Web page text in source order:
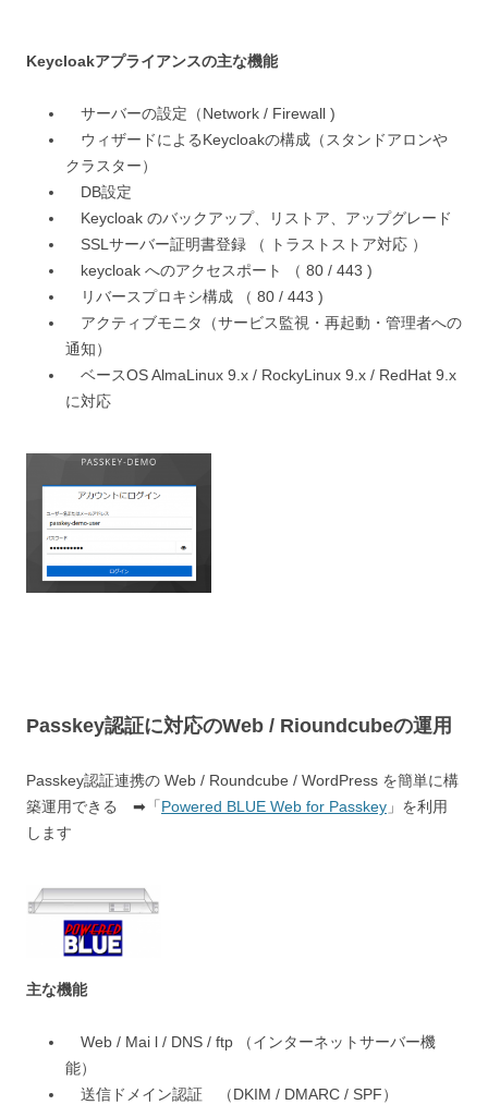
Keycloakアプライアンスの主な機能
サーバーの設定（Network / Firewall )
ウィザードによるKeycloakの構成（スタンドアロンや
クラスター）
DB設定
Keycloak のバックアップ、リストア、アップグレード
SSLサーバー証明書登録 （ トラストストア対応 ）
keycloak へのアクセスポート （ 80 / 443 )
リバースプロキシ構成 （ 80 / 443 )
アクティブモニタ（サービス監視・再起動・管理者への
通知）
ベースOS AlmaLinux 9.x / RockyLinux 9.x / RedHat 9.x
に対応
Passkey認証に対応のWeb / Rioundcubeの運用
Passkey認証連携の Web / Roundcube / WordPress を簡単に構
築運用できる ➡「Powered BLUE Web for Passkey 」を利用
します
主な機能
Web / Mai l / DNS / ftp （インターネットサーバー機
能）
送信ドメイン認証 （DKIM / DMARC / SPF）